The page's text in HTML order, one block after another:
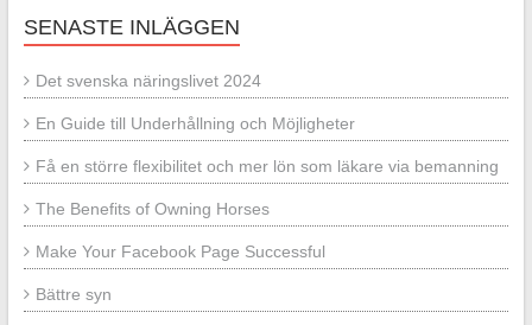
SENASTE INLÄGGEN
Det svenska näringslivet 2024
En Guide till Underhållning och Möjligheter
Få en större flexibilitet och mer lön som läkare via bemanning
The Benefits of Owning Horses
Make Your Facebook Page Successful
Bättre syn